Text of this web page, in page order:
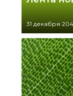
31 декабря